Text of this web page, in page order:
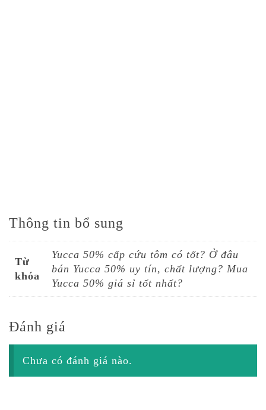
Thông tin bổ sung
Từ
khóa
Yucca 50% cấp cứu tôm có tốt? Ở đâu
bán Yucca 50% uy tín, chất lượng? Mua
Yucca 50% giá sỉ tốt nhất?
Đánh giá
Chưa có đánh giá nào.